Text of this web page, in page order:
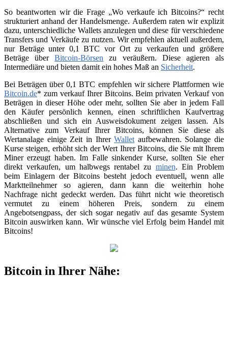
So beantworten wir die Frage „Wo verkaufe ich Bitcoins?“ recht
strukturiert anhand der Handelsmenge. Außerdem raten wir explizit
dazu, unterschiedliche Wallets anzulegen und diese für verschiedene
Transfers und Verkäufe zu nutzen. Wir empfehlen aktuell außerdem,
nur Beträge unter 0,1 BTC vor Ort zu verkaufen und größere
Beträge überBitcoin-Börsen zu veräußern. Diese agieren als
Intermediäre und bieten damit ein hohes Maß an Sicherheit.
Bei Beträgen über 0,1 BTC empfehlen wir sichere Plattformen wie
Bitcoin.de* zum verkauf Ihrer Bitcoins. Beim privaten Verkauf von
Beträgen in dieser Höhe oder mehr, sollten Sie aber in jedem Fall
den Käufer persönlich kennen, einen schriftlichen Kaufvertrag
abschließen und sich ein Ausweisdokument zeigen lassen. Als
Alternative zum Verkauf Ihrer Bitcoins, können Sie diese als
Wertanalage einige Zeit in IhrerWallet aufbewahren. Solange die
Kurse steigen, erhöht sich der Wert Ihrer Bitcoins, die Sie mit Ihrem
Miner erzeugt haben. Im Falle sinkender Kurse, sollten Sie eher
direkt verkaufen, um halbwegs rentabel zu minen. Ein Problem
beim Einlagern der Bitcoins besteht jedoch eventuell, wenn alle
Marktteilnehmer so agieren, dann kann die weiterhin hohe
Nachfrage nicht gedeckt werden. Das führt nicht wie theoretisch
vermutet zu einem höheren Preis, sondern zu einem
Angebotsengpass, der sich sogar negativ auf das gesamte System
Bitcoin auswirken kann. Wir wünsche viel Erfolg beim Handel mit
Bitcoins!
Bitcoin in Ihrer Nähe: